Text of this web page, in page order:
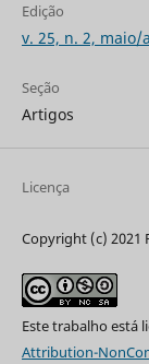
Edição
v. 25, n. 2, maio/
Seção
Artigos
Licença
Copyright (c) 2021
Este trabalho está
Attribution-